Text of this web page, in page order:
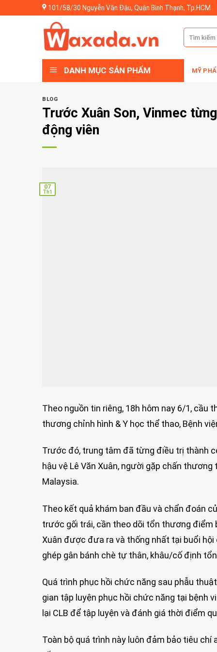
to
101/58/30 Nguyễn Văn Đậu, Quận Bình Thạnh, Tp.HCM
Tìm
kiếm:
DANH MỤC SẢN PHẨM MỸ
BLOG
Trước Xuân Son, Vinmec
động viên
07
Th1
Theo nguồn tin riêng, 18h hôm nay 6/1, cầu
thương chỉnh hình & Y học thể thao, Bệnh
Trước đó, trung tâm đã từng điều trị thành
hậu vệ Lê Văn Xuân, người gặp chấn
Malaysia.
Theo kết quả khám ban đầu và chẩn đoán
trước gối trái, cần theo dõi tổn thương điểm
Xuân được đưa ra và thống nhất tại buổi
ghép gân bánh chè tự thân, khâu/cố định
Quá trình phục hồi chức năng sau phẫu
gian tập luyện phục hồi chức năng tại bệnh
lại CLB để tập luyện và đánh giá thời điểm
Toàn bộ quá trình này luôn đảm bảo tiêu